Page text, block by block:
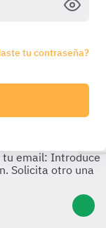
tu contraseña?
tu email: Introduce
Solicita otro una